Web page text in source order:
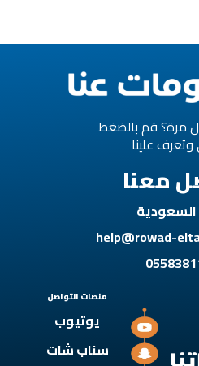
مرة؟ قم بالضغط
وتعرف علينا
معنا
help@rowad-
منصات التواصل
يوتيوب
سناب شات